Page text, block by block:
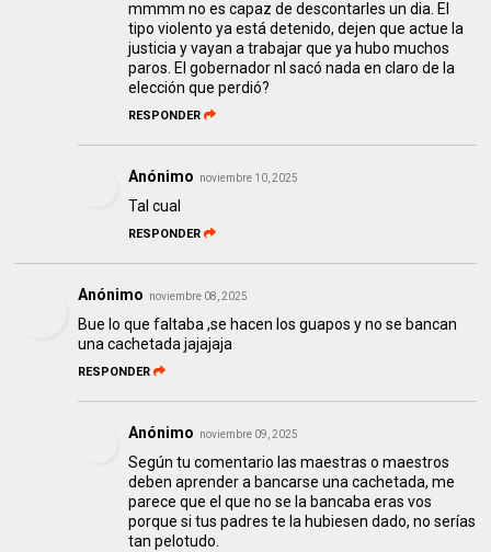
mmmm no es capaz de descontarles un dia. El
tipo violento ya está detenido, dejen que actue la
justicia y vayan a trabajar que ya hubo muchos
paros. El gobernador nl sacó nada en claro de la
elección que perdió?
RESPONDER
Anónimo noviembre 10, 2025
Tal cual
RESPONDER
Anónimo noviembre 08, 2025
Bue lo que faltaba ,se hacen los guapos y no se bancan
una cachetada jajajaja
RESPONDER
Anónimo noviembre 09, 2025
Según tu comentario las maestras o maestros
deben aprender a bancarse una cachetada, me
parece que el que no se la bancaba eras vos
porque si tus padres te la hubiesen dado, no serías
tan pelotudo.